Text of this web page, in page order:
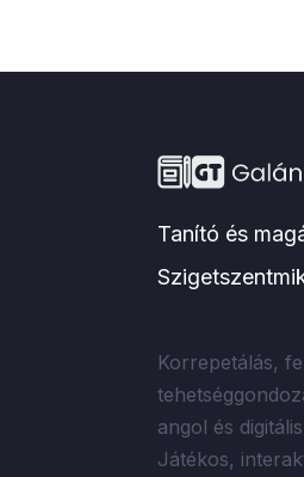
Tanító és
Korrepetálás,
angol és
Játékos,